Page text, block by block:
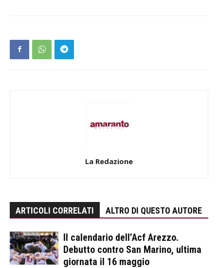
La Redazione
ARTICOLI CORRELATI ALTRO DI QUESTO AUTORE
Il calendario dell’Acf Arezzo.
Debutto contro San Marino, ultima
giornata il 16 maggio